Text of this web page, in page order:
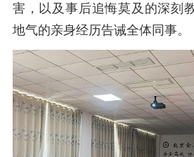
害，以及事后追悔莫及的深刻
地气的亲身经历告诫全体同事。